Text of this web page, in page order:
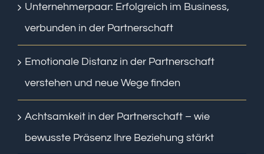
Unternehmerpaar: Erfolgreich im Business,
verbunden in der Partnerschaft
Emotionale Distanz in der Partnerschaft
verstehen und neue Wege finden
Achtsamkeit in der Partnerschaft – wie
bewusste Präsenz Ihre Beziehung stärkt